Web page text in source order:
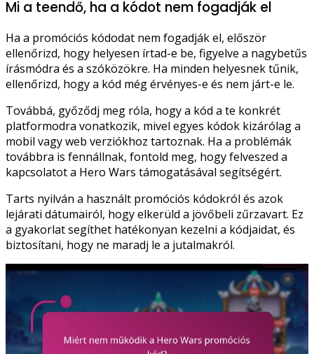
Mi a teendő, ha a kódot nem fogadják el
Ha a promóciós kódodat nem fogadják el, először
ellenőrizd, hogy helyesen írtad-e be, figyelve a nagybetűs
írásmódra és a szóközökre. Ha minden helyesnek tűnik,
ellenőrizd, hogy a kód még érvényes-e és nem járt-e le.
Továbbá, győződj meg róla, hogy a kód a te konkrét
platformodra vonatkozik, mivel egyes kódok kizárólag a
mobil vagy web verziókhoz tartoznak. Ha a problémák
továbbra is fennállnak, fontold meg, hogy felveszed a
kapcsolatot a Hero Wars támogatásával segítségért.
Tarts nyilván a használt promóciós kódokról és azok
lejárati dátumairól, hogy elkerüld a jövőbeli zűrzavart. Ez
a gyakorlat segíthet hatékonyan kezelni a kódjaidat, és
biztosítani, hogy ne maradj le a jutalmakról.